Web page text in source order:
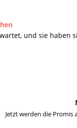
und sie haben
Jetzt werden die Promis